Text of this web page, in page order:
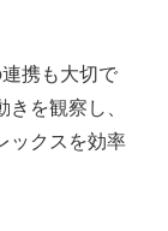
携も大切で
を観察し、
ックスを効率